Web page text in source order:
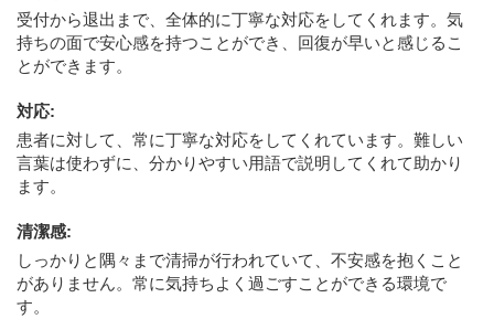
受付から退出まで、全体的に丁寧な対応をしてくれます。気
持ちの面で安心感を持つことができ、回復が早いと感じるこ
とができます。
対応:
患者に対して、常に丁寧な対応をしてくれています。難しい
言葉は使わずに、分かりやすい用語で説明してくれて助かり
ます。
清潔感:
しっかりと隅々まで清掃が行われていて、不安感を抱くこと
がありません。常に気持ちよく過ごすことができる環境で
す。